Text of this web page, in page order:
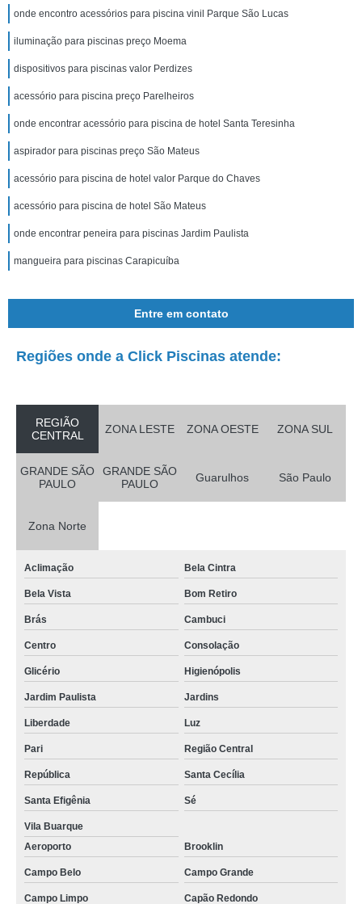
onde encontro acessórios para piscina vinil Parque São Lucas
iluminação para piscinas preço Moema
dispositivos para piscinas valor Perdizes
acessório para piscina preço Parelheiros
onde encontrar acessório para piscina de hotel Santa Teresinha
aspirador para piscinas preço São Mateus
acessório para piscina de hotel valor Parque do Chaves
acessório para piscina de hotel São Mateus
onde encontrar peneira para piscinas Jardim Paulista
mangueira para piscinas Carapicuíba
Entre em contato
Regiões onde a Click Piscinas atende:
REGIÃO
CENTRAL
ZONA LESTE ZONA OESTE ZONA SUL
GRANDE SÃO
PAULO
GRANDE SÃO
PAULO
Guarulhos São Paulo
Zona Norte
Aclimação Bela Cintra
Bela Vista Bom Retiro
Brás Cambuci
Centro Consolação
Glicério Higienópolis
Jardim Paulista Jardins
Liberdade Luz
Pari Região Central
República Santa Cecília
Santa Efigênia Sé
Vila Buarque
Aeroporto
Brooklin
Campo Belo Campo Grande
Campo Limpo Capão Redondo